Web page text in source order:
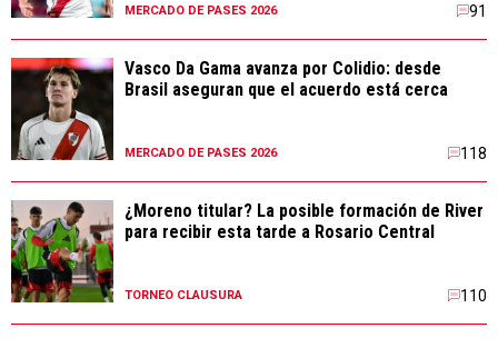
MERCADO DE PASES 2026 91
Vasco Da Gama avanza por Colidio: desde
Brasil aseguran que el acuerdo está cerca
MERCADO DE PASES 2026 118
¿Moreno titular? La posible formación de River
para recibir esta tarde a Rosario Central
TORNEO CLAUSURA 110